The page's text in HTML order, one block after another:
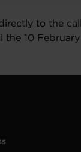
to the
10